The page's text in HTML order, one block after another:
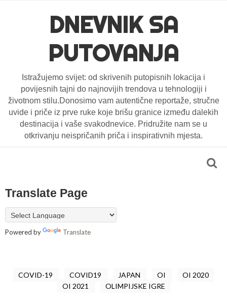
DNEVNIK SA
PUTOVANJA
Istražujemo svijet: od skrivenih putopisnih lokacija i
povijesnih tajni do najnovijih trendova u tehnologiji i
životnom stilu.Donosimo vam autentične reportaže, stručne
uvide i priče iz prve ruke koje brišu granice između dalekih
destinacija i vaše svakodnevice. Pridružite nam se u
otkrivanju neispričanih priča i inspirativnih mjesta.
Translate Page
Powered by Translate
COVID-19 COVID19 JAPAN OI
OI 2020
OI 2021
OLIMPIJSKE IGRE